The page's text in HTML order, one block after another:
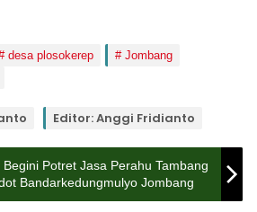
desa plosokerep
Jombang
Editor: Anggi Fridianto
Begini Potret Jasa Perahu Tambang
Bandarkedungmulyo Jombang